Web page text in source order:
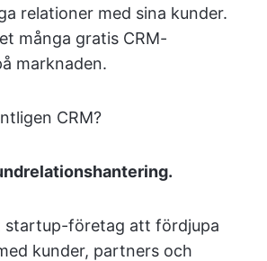
relationer med sina kunder.
många gratis CRM-
marknaden.
CRM?
.
startup-företag att fördjupa
kunder, partners och